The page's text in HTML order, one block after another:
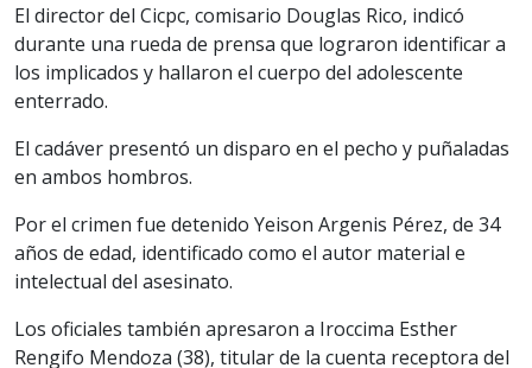
El director del Cicpc, comisario Douglas Rico, indicó
durante una rueda de prensa que lograron identificar a
los implicados y hallaron el cuerpo del adolescente
enterrado.
El cadáver presentó un disparo en el pecho y puñaladas
en ambos hombros.
Por el crimen fue detenido Yeison Argenis Pérez, de 34
años de edad, identificado como el autor material e
intelectual del asesinato.
Los oficiales también apresaron a Iroccima Esther
Rengifo Mendoza (38), titular de la cuenta receptora del